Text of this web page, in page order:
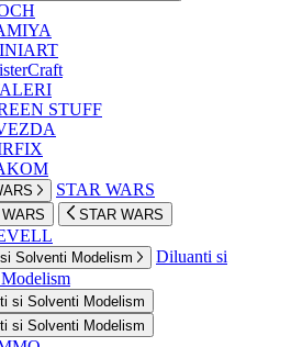
STUFF
STAR WARS
STAR WARS
Solventi Modelism
Diluanti si
si Solventi Modelism
si Solventi Modelism